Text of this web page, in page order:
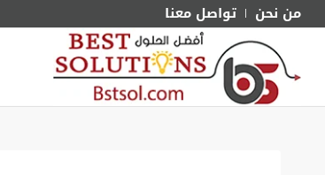
من نحن تواصل معنا